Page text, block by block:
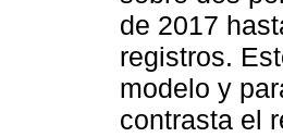
de 2017
registros.
modelo y
contrasta el